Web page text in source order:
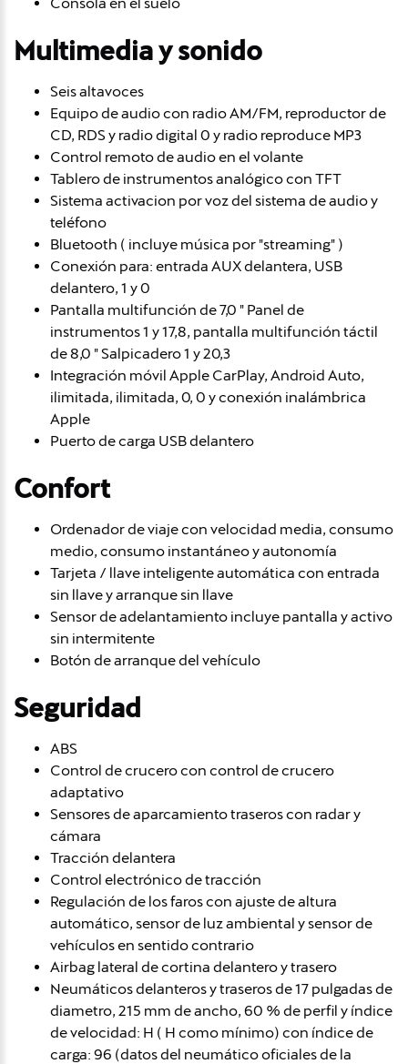
Multimedia y sonido
Seis altavoces
Equipo de audio con radio AM/FM, reproductor de
CD, RDS y radio digital 0 y radio reproduce MP3
Control remoto de audio en el volante
Tablero de instrumentos analógico con TFT
Sistema activacion por voz del sistema de audio y
teléfono
Bluetooth ( incluye música por "streaming" )
Conexión para: entrada AUX delantera, USB
delantero, 1 y 0
Pantalla multifunción de 7,0 " Panel de
instrumentos 1 y 17,8, pantalla multifunción táctil
de 8,0 " Salpicadero 1 y 20,3
Integración móvil Apple CarPlay, Android Auto,
ilimitada, ilimitada, 0, 0 y conexión inalámbrica
Apple
Puerto de carga USB delantero
Confort
Ordenador de viaje con velocidad media, consumo
medio, consumo instantáneo y autonomía
Tarjeta / llave inteligente automática con entrada
sin llave y arranque sin llave
Sensor de adelantamiento incluye pantalla y activo
sin intermitente
Botón de arranque del vehículo
Seguridad
ABS
Control de crucero con control de crucero
adaptativo
Sensores de aparcamiento traseros con radar y
cámara
Tracción delantera
Control electrónico de tracción
Regulación de los faros con ajuste de altura
automático, sensor de luz ambiental y sensor de
vehículos en sentido contrario
Airbag lateral de cortina delantero y trasero
Neumáticos delanteros y traseros de 17 pulgadas de
diametro, 215 mm de ancho, 60 % de perfil y índice
de velocidad: H ( H como mínimo) con índice de
carga: 96 (datos del neumático oficiales de la